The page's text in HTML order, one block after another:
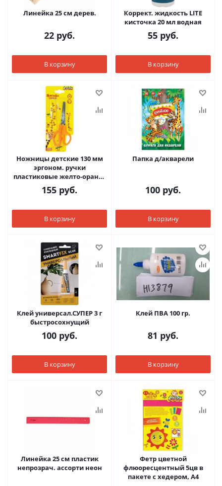
Линейка 25 см дерев.
22 руб.
В корзину
Коррект. жидкость LITE
кисточка 20 мл водная
55 руб.
В корзину
Ножницы детские 130 мм
эргоном. ручки
пластиковые желто-оранж.
с футляром
155 руб.
В корзину
Папка д/акварели
100 руб.
В корзину
Клей универсал.СУПЕР 3 г
быстросохнущий
100 руб.
В корзину
Клей ПВА 100 гр.
81 руб.
В корзину
Линейка 25 см пластик
непрозрач. ассорти неон
Фетр цветной
флюоресцентный 5цв в
пакете с хедером, А4